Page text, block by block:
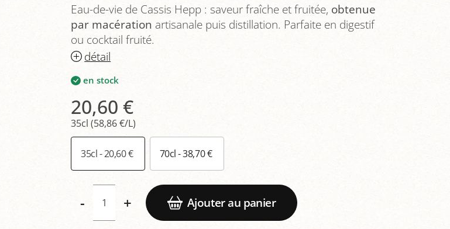
Eau-de-vie de Cassis Hepp : saveur fraîche et fruitée, obtenue
par macération artisanale puis distillation. Parfaite en digestif
ou cocktail fruité.
détail
en stock
20,60 €
35cl (58,86 €/L)
35cl - 20,60 € 70cl - 38,70 €
- + Ajouter au panier